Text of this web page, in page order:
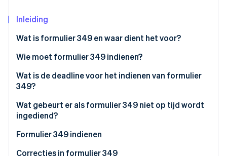
Climate
CO₂-verwijdering
Online identiteitsverificatie
Nu bekijken
Stripe App Marketplace
Inleiding
Wat is formulier 349 en waar dient het voor?
Wie moet formulier 349 indienen?
Wat is de deadline voor het indienen van formulier
349?
Wat gebeurt er als formulier 349 niet op tijd wordt
ingediend?
Formulier 349 indienen
Correcties in formulier 349